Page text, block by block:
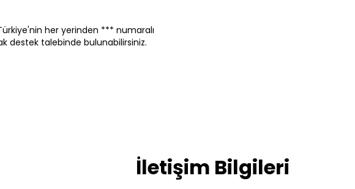
her yerinden *** numaralı
destek talebinde bulunabilirsiniz.
İletişim Bilgileri